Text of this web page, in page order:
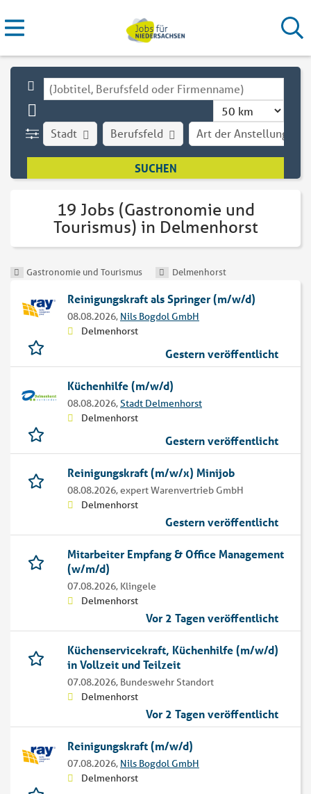
Stadt Art der Anstellung
Berufsfeld
19 Jobs (Gastronomie und
Tourismus) in Delmenhorst
Gastronomie und Tourismus Delmenhorst
Reinigungskraft als Springer (m/w/d)
08.08.2026, Nils Bogdol GmbH
Delmenhorst
Gestern veröffentlicht
Küchenhilfe (m/w/d)
08.08.2026,Stadt Delmenhorst
Delmenhorst
Gestern veröffentlicht
Reinigungskraft (m/w/x) Minijob
08.08.2026,expert Warenvertrieb GmbH
Delmenhorst
Gestern veröffentlicht
Mitarbeiter Empfang & Office Management
(w/m/d)
07.08.2026, Klingele
Delmenhorst
Vor 2 Tagen veröffentlicht
Küchenservicekraft, Küchenhilfe (m/w/d)
in Vollzeit und Teilzeit
07.08.2026, Bundeswehr Standort
Delmenhorst
Vor 2 Tagen veröffentlicht
Reinigungskraft (m/w/d)
07.08.2026, Nils Bogdol GmbH
Delmenhorst